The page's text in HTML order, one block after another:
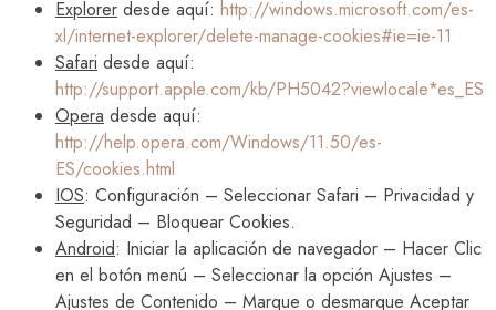
Explorer desde aquí: http://windows.microsoft.com/es-
xl/internet-explorer/delete-manage-cookies#ie=ie-11
Safari desde aquí:
http://support.apple.com/kb/PH5042?viewlocale*es_ES
Opera desde aquí:
http://help.opera.com/Windows/11.50/es-
ES/cookies.html
IOS: Configuración – Seleccionar Safari – Privacidad y
Seguridad – Bloquear Cookies.
Android: Iniciar la aplicación de navegador – Hacer Clic
en el botón menú – Seleccionar la opción Ajustes –
Ajustes de Contenido – Marque o desmarque Aceptar